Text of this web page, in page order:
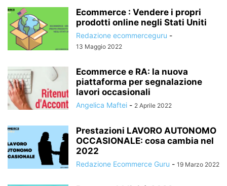
Ecommerce : Vendere i propri
prodotti online negli Stati Uniti
Redazione ecommerceguru -
13 Maggio 2022
Ecommerce e RA: la nuova
piattaforma per segnalazione
lavori occasionali
Angelica Maftei - 2 Aprile 2022
Prestazioni LAVORO AUTONOMO
OCCASIONALE: cosa cambia nel
2022
Redazione Ecommerce Guru - 19 Marzo 2022